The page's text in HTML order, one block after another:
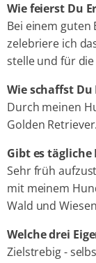
Wie feierst Du
Bei einem guten
zelebriere ich
stelle und für
Wie schaffst
Durch meinen
Golden Retriever.
Gibt es
Sehr früh
mit meinem
Wald und
Welche drei
Zielstrebig -